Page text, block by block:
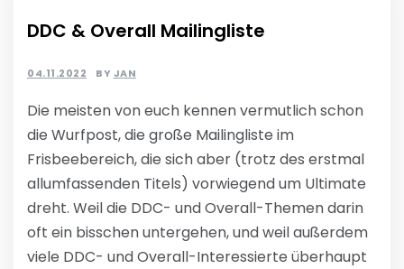
DDC & Overall Mailingliste
04.11.2022 BYJAN
Die meisten von euch kennen vermutlich schon
die Wurfpost, die große Mailingliste im
Frisbeebereich, die sich aber (trotz des erstmal
allumfassenden Titels) vorwiegend um Ultimate
dreht. Weil die DDC- und Overall-Themen darin
oft ein bisschen untergehen, und weil außerdem
viele DDC- und Overall-Interessierte überhaupt